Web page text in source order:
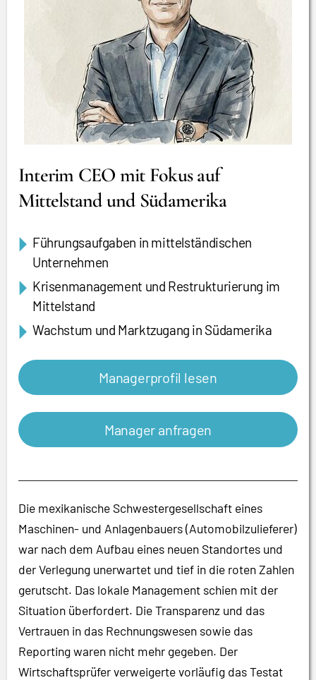
Interim CEO mit Fokus auf
Mittelstand und Südamerika
Führungsaufgaben in mittelständischen
Unternehmen
Krisenmanagement und Restrukturierung im
Mittelstand
Wachstum und Marktzugang in Südamerika
Managerprofil lesen
Manager anfragen
Die mexikanische Schwestergesellschaft eines
Maschinen- und Anlagenbauers (Automobilzulieferer)
war nach dem Aufbau eines neuen Standortes und
der Verlegung unerwartet und tief in die roten Zahlen
gerutscht. Das lokale Management schien mit der
Situation überfordert. Die Transparenz und das
Vertrauen in das Rechnungswesen sowie das
Reporting waren nicht mehr gegeben. Der
Wirtschaftsprüfer verweigerte vorläufig das Testat